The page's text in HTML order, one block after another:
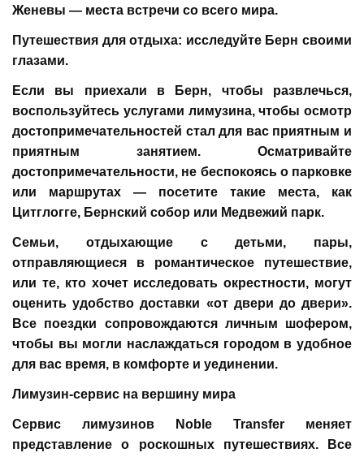
Женевы — места встречи со всего мира.
Путешествия для отдыха: исследуйте Берн своими
глазами.
Если вы приехали в Берн, чтобы развлечься,
воспользуйтесь услугами лимузина, чтобы осмотр
достопримечательностей стал для вас приятным и
приятным занятием. Осматривайте
достопримечательности, не беспокоясь о парковке
или маршрутах — посетите такие места, как
Цитглогге, Бернский собор или Медвежий парк.
Семьи, отдыхающие с детьми, пары,
отправляющиеся в романтическое путешествие,
или те, кто хочет исследовать окрестности, могут
оценить удобство доставки «от двери до двери».
Все поездки сопровождаются личным шофером,
чтобы вы могли наслаждаться городом в удобное
для вас время, в комфорте и уединении.
Лимузин-сервис на вершину мира
Сервис лимузинов Noble Transfer меняет
представление о роскошных путешествиях. Все